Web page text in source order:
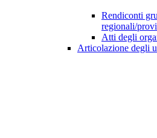
Rendiconti
regionali/
Atti degli
Articolazione degli